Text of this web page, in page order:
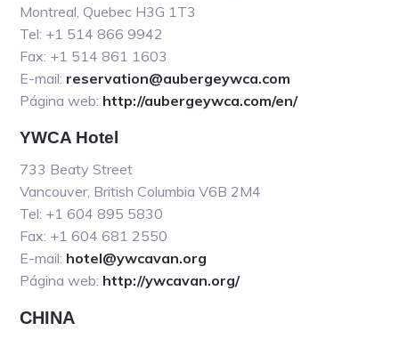
Montreal, Quebec H3G 1T3
Tel: +1 514 866 9942
Fax: +1 514 861 1603
E-mail: reservation@aubergeywca.com
Página web: http://aubergeywca.com/en/
YWCA Hotel
733 Beaty Street
Vancouver, British Columbia V6B 2M4
Tel: +1 604 895 5830
Fax: +1 604 681 2550
E-mail: hotel@ywcavan.org
Página web: http://ywcavan.org/
CHINA